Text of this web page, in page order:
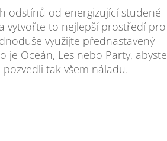
odstínů od energizující studené
vytvořte to nejlepší prostředí pro
využijte přednastavený
je Oceán, Les nebo Party, abyste
tak všem náladu.